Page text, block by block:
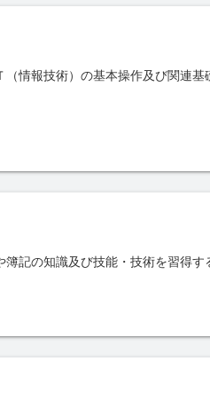
情報技術）の基本操作及び関連
記の知識及び技能・技術を習得す